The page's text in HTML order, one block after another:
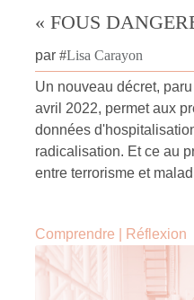
« FOUS
par #Lisa Carayon
Un nouveau décret,
avril 2022, permet aux
données
radicalisation. Et ce au
entre terrorisme et
Comprendre Réflexion